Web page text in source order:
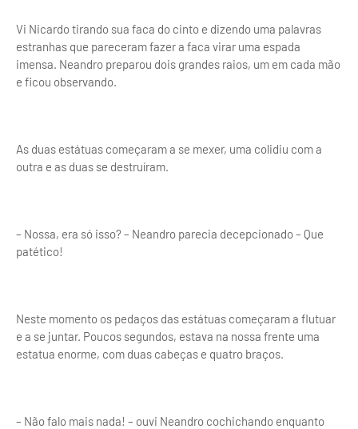
Vi Nicardo tirando sua faca do cinto e dizendo uma palavras
estranhas que pareceram fazer a faca virar uma espada
imensa. Neandro preparou dois grandes raios, um em cada mão
e ficou observando.
As duas estátuas começaram a se mexer, uma colidiu com a
outra e as duas se destruíram.
– Nossa, era só isso? – Neandro parecia decepcionado – Que
patético!
Neste momento os pedaços das estátuas começaram a flutuar
e a se juntar. Poucos segundos, estava na nossa frente uma
estatua enorme, com duas cabeças e quatro braços.
– Não falo mais nada! – ouvi Neandro cochichando enquanto